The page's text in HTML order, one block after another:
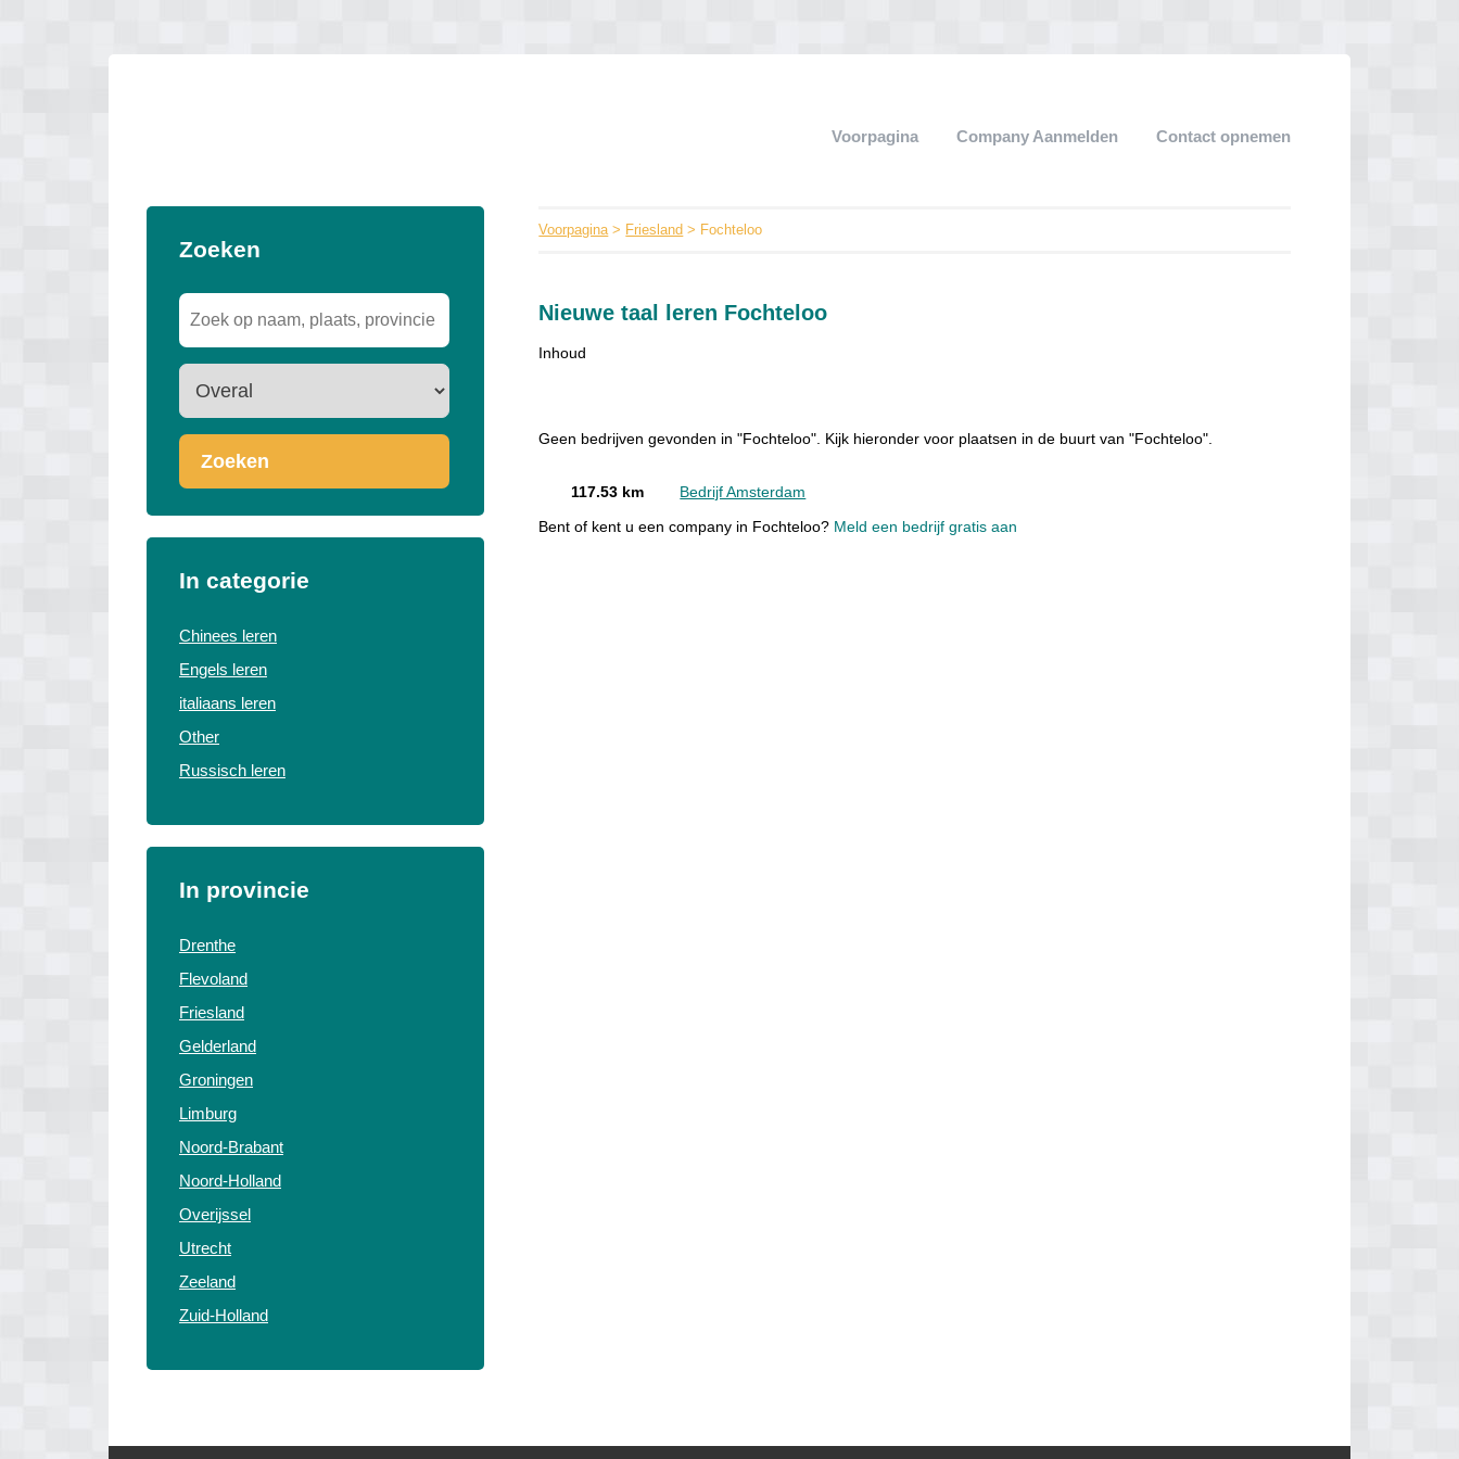
Voorpagina Company Aanmelden Contact opnemen
Zoeken
Zoeken
In categorie
Chinees leren
Engels leren
italiaans leren
Other
Russisch leren
In provincie
Drenthe
Flevoland
Friesland
Gelderland
Groningen
Limburg
Noord-Brabant
Noord-Holland
Overijssel
Utrecht
Zeeland
Zuid-Holland
Voorpagina> Friesland > Fochteloo
Nieuwe taal leren Fochteloo
Inhoud
Geen bedrijven gevonden in "Fochteloo". Kijk hieronder voor plaatsen in de buurt van "Fochteloo".
117.53 km Bedrijf Amsterdam
Bent of kent u een company in Fochteloo? Meld een bedrijf gratis aan